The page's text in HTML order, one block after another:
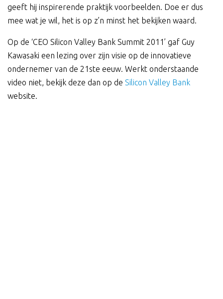
geeft hij inspirerende praktijk voorbeelden. Doe er dus
mee wat je wil, het is op z’n minst het bekijken waard.
Op de ‘CEO Silicon Valley Bank Summit 2011’ gaf Guy
Kawasaki een lezing over zijn visie op de innovatieve
ondernemer van de 21ste eeuw. Werkt onderstaande
video niet, bekijk deze dan op de Silicon Valley Bank
website.